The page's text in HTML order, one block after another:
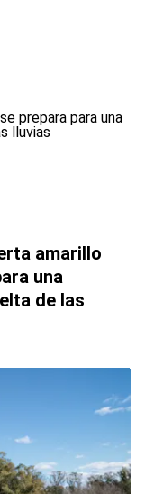
amarillo
una
de las